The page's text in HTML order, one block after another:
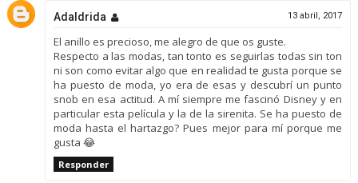
Adaldrida 13 abril, 2017
El anillo es precioso, me alegro de que os guste.
Respecto a las modas, tan tonto es seguirlas todas sin ton
ni son como evitar algo que en realidad te gusta porque se
ha puesto de moda, yo era de esas y descubrí un punto
snob en esa actitud. A mí siempre me fascinó Disney y en
particular esta película y la de la sirenita. Se ha puesto de
moda hasta el hartazgo? Pues mejor para mí porque me
gusta 😂
Responder